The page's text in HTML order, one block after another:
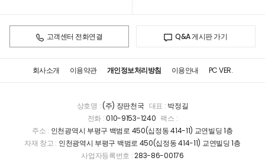
고객센터 전화연결 Q&A 게시판 가기
회사소개 이용약관 개인정보처리방침 이용안내 PC VER.
상호명 :(주) 장판천국 대표 : 박정길
전화 :010-9153-1240 팩스 :
주소 : 인천광역시 부평구 백범로 450(십정동 414-11) 교연빌딩 1층
자재 창고 : 인천광역시 부평구 백범로 450(십정동 414-11) 교연빌딩 1층
사업자등록번호 :283-86-00176